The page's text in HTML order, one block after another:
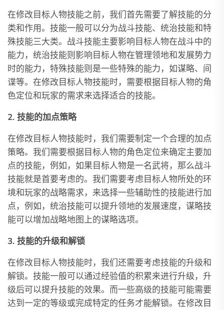
在修改目标人物技能之前，我们首先需要了解技能的分
类和作用。技能一般可以分为战斗技能、统治技能和特
殊技能三大类。战斗技能主要影响目标人物在战斗中的
能力，统治技能则影响目标人物在管理领地和发展势力
时的能力，特殊技能则是一些特殊的能力，如谋略、间
谍等。在修改目标人物技能时，需要根据目标人物的角
色定位和玩家的需求来选择适合的技能。
2. 技能的加点策略
在修改目标人物技能时，我们需要制定一个合理的加点
策略。我们需要根据目标人物的角色定位来确定主要加
点的技能，例如，如果目标人物是一名武将，那么战斗
技能就是首要考虑的。我们需要考虑目标人物所处的环
境和玩家的战略需求，来选择一些辅助性的技能进行加
点，例如，统治技能可以提升领地的发展速度，谋略技
能可以增加战略地图上的谋略选项。
3. 技能的升级和解锁
在修改目标人物技能时，我们还需要考虑技能的升级和
解锁。技能一般可以通过经验值的积累来进行升级，升
级后可以提升技能的效果。而一些高级的技能可能需要
达到一定的等级或完成特定的任务才能解锁。在修改目